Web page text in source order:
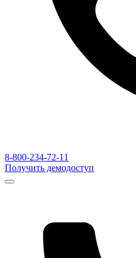
8-800-234-72-11
Получить демодоступ